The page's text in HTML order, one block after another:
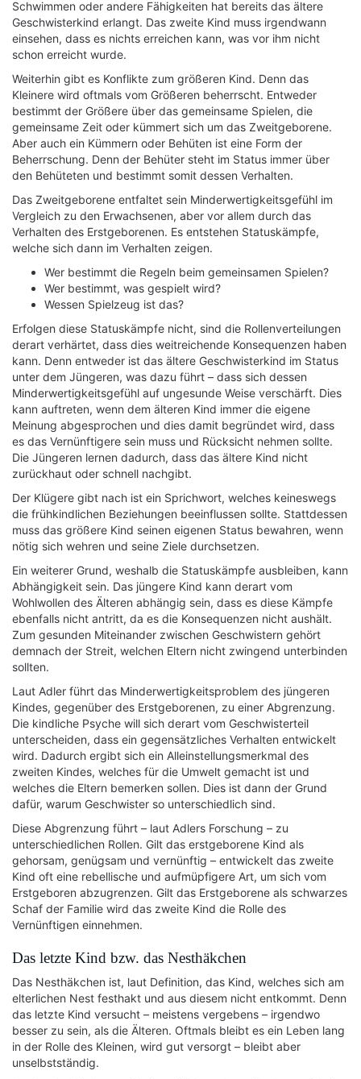
Schwimmen oder andere Fähigkeiten hat bereits das ältere
Geschwisterkind erlangt. Das zweite Kind muss irgendwann
einsehen, dass es nichts erreichen kann, was vor ihm nicht
schon erreicht wurde.
Weiterhin gibt es Konflikte zum größeren Kind. Denn das
Kleinere wird oftmals vom Größeren beherrscht. Entweder
bestimmt der Größere über das gemeinsame Spielen, die
gemeinsame Zeit oder kümmert sich um das Zweitgeborene.
Aber auch ein Kümmern oder Behüten ist eine Form der
Beherrschung. Denn der Behüter steht im Status immer über
den Behüteten und bestimmt somit dessen Verhalten.
Das Zweitgeborene entfaltet sein Minderwertigkeitsgefühl im
Vergleich zu den Erwachsenen, aber vor allem durch das
Verhalten des Erstgeborenen. Es entstehen Statuskämpfe,
welche sich dann im Verhalten zeigen.
Wer bestimmt die Regeln beim gemeinsamen Spielen?
Wer bestimmt, was gespielt wird?
Wessen Spielzeug ist das?
Erfolgen diese Statuskämpfe nicht, sind die Rollenverteilungen
derart verhärtet, dass dies weitreichende Konsequenzen haben
kann. Denn entweder ist das ältere Geschwisterkind im Status
unter dem Jüngeren, was dazu führt – dass sich dessen
Minderwertigkeitsgefühl auf ungesunde Weise verschärft. Dies
kann auftreten, wenn dem älteren Kind immer die eigene
Meinung abgesprochen und dies damit begründet wird, dass
es das Vernünftigere sein muss und Rücksicht nehmen sollte.
Die Jüngeren lernen dadurch, dass das ältere Kind nicht
zurückhaut oder schnell nachgibt.
Der Klügere gibt nach ist ein Sprichwort, welches keineswegs
die frühkindlichen Beziehungen beeinflussen sollte. Stattdessen
muss das größere Kind seinen eigenen Status bewahren, wenn
nötig sich wehren und seine Ziele durchsetzen.
Ein weiterer Grund, weshalb die Statuskämpfe ausbleiben, kann
Abhängigkeit sein. Das jüngere Kind kann derart vom
Wohlwollen des Älteren abhängig sein, dass es diese Kämpfe
ebenfalls nicht antritt, da es die Konsequenzen nicht aushält.
Zum gesunden Miteinander zwischen Geschwistern gehört
demnach der Streit, welchen Eltern nicht zwingend unterbinden
sollten.
Laut Adler führt das Minderwertigkeitsproblem des jüngeren
Kindes, gegenüber des Erstgeborenen, zu einer Abgrenzung.
Die kindliche Psyche will sich derart vom Geschwisterteil
unterscheiden, dass ein gegensätzliches Verhalten entwickelt
wird. Dadurch ergibt sich ein Alleinstellungsmerkmal des
zweiten Kindes, welches für die Umwelt gemacht ist und
welches die Eltern bemerken sollen. Dies ist dann der Grund
dafür, warum Geschwister so unterschiedlich sind.
Diese Abgrenzung führt – laut Adlers Forschung – zu
unterschiedlichen Rollen. Gilt das erstgeborene Kind als
gehorsam, genügsam und vernünftig – entwickelt das zweite
Kind oft eine rebellische und aufmüpfigere Art, um sich vom
Erstgeboren abzugrenzen. Gilt das Erstgeborene als schwarzes
Schaf der Familie wird das zweite Kind die Rolle des
Vernünftigen einnehmen.
Das letzte Kind bzw. das Nesthäkchen
Das Nesthäkchen ist, laut Definition, das Kind, welches sich am
elterlichen Nest festhakt und aus diesem nicht entkommt. Denn
das letzte Kind versucht – meistens vergebens – irgendwo
besser zu sein, als die Älteren. Oftmals bleibt es ein Leben lang
in der Rolle des Kleinen, wird gut versorgt – bleibt aber
unselbstständig.